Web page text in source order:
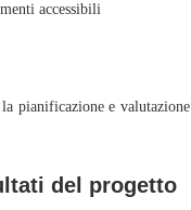
accessibili
pianificazione e valutazione
del progetto